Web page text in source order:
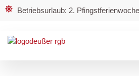
Betriebsurlaub: 2.